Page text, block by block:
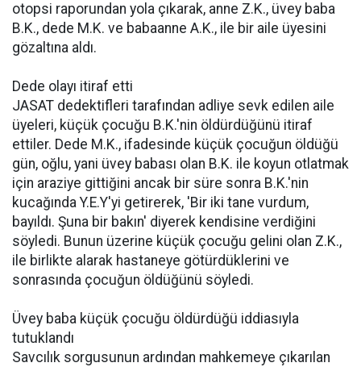
otopsi raporundan yola çıkarak, anne Z.K., üvey baba
B.K., dede M.K. ve babaanne A.K., ile bir aile üyesini
gözaltına aldı.
Dede olayı itiraf etti
JASAT dedektifleri tarafından adliye sevk edilen aile
üyeleri, küçük çocuğu B.K.'nin öldürdüğünü itiraf
ettiler. Dede M.K., ifadesinde küçük çocuğun öldüğü
gün, oğlu, yani üvey babası olan B.K. ile koyun otlatmak
için araziye gittiğini ancak bir süre sonra B.K.'nin
kucağında Y.E.Y'yi getirerek, 'Bir iki tane vurdum,
bayıldı. Şuna bir bakın' diyerek kendisine verdiğini
söyledi. Bunun üzerine küçük çocuğu gelini olan Z.K.,
ile birlikte alarak hastaneye götürdüklerini ve
sonrasında çocuğun öldüğünü söyledi.
Üvey baba küçük çocuğu öldürdüğü iddiasıyla
tutuklandı
Savcılık sorgusunun ardından mahkemeye çıkarılan